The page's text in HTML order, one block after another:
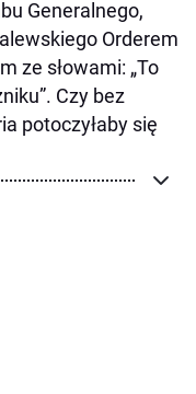
Generalnego,
Orderem
ze słowami: „To
Czy bez
potoczyłaby się